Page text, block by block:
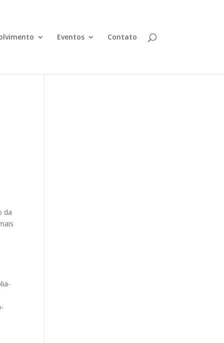
Eventos Contato
da